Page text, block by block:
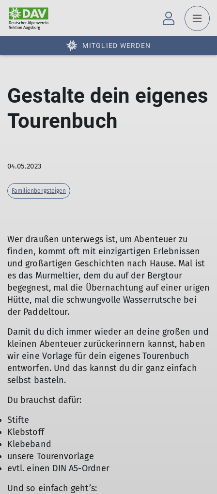
MITGLIED WERDEN
Gestalte dein eigenes
Tourenbuch
04.05.2023
Familienbergsteigen
Wer draußen unterwegs ist, um Abenteuer zu
finden, kommt oft mit einzigartigen Erlebnissen
und großartigen Geschichten nach Hause. Mal ist
es das Murmeltier, dem du auf der Bergtour
begegnest, mal die Übernachtung auf einer urigen
Hütte, mal die schwungvolle Wasserrutsche bei
der Paddeltour.
Damit du dich immer wieder an deine großen und
kleinen Abenteuer zurückerinnern kannst, haben
wir eine Vorlage für dein eigenes Tourenbuch
entworfen. Und das kannst du dir ganz einfach
selbst basteln.
Du brauchst dafür:
Stifte
Klebstoff
Klebeband
unsere Tourenvorlage
evtl. einen DIN A5-Ordner
Und so einfach geht’s: